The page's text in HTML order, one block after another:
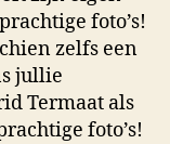
foto’s!
zelfs een
jullie
Termaat als
foto’s!